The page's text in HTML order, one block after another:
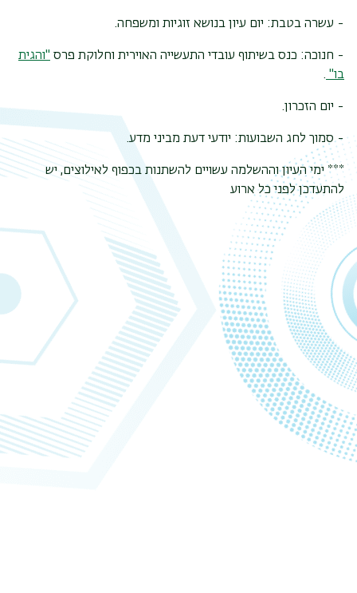
- עשרה בטבת: יום עיון בנושא זוגיות ומשפחה.
- חנוכה: כנס בשיתוף עובדי התעשייה האוירית וחלוקת פרס "והגית
בו" .
- יום הזכרון.
- סמוך לחג השבועות: יודעי דעת מביני מדע.
*** ימי העיון וההשלמה עשויים להשתנות בכפוף לאילוצים, יש
להתעדכן לפני כל ארוע